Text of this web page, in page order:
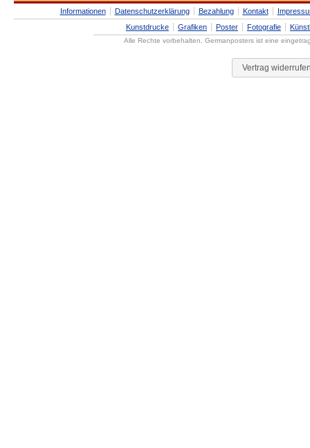
Informationen Datenschutzerklärung Bezahlung Kontakt
Kunstdrucke
Grafiken Poster Fotografie
Alle Rechte vorbehalten. Germanposters ist eine
Vertrag